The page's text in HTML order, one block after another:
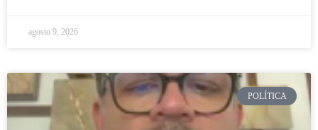
agosto 9, 2026
POLÍTICA